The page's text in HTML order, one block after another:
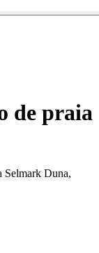
de praia
Selmark Duna,